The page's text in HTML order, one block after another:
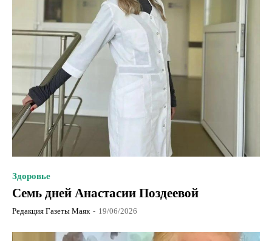
Здоровье
Семь дней Анастасии Поздеевой
Редакция Газеты Маяк - 19/06/2026